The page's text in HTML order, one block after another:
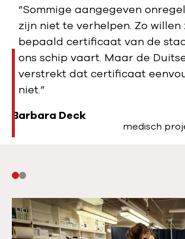
“Sommige aangegeven
zijn niet te verhelpen. Zo willen
bepaald certificaat van de
ons schip vaart. Maar de
verstrekt dat certificaat
niet.”
Barbara Deck
medisch